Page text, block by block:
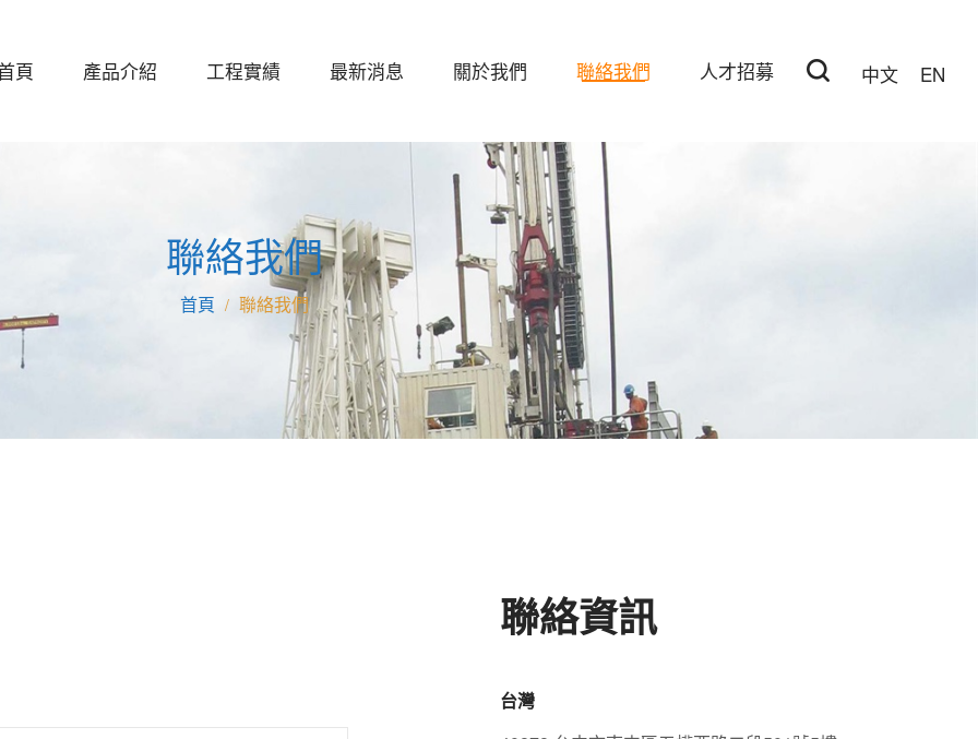
中文 EN
頁 產品介紹 工程實績 最新消息 關於我們 聯絡我們 人才招募
聯絡我們
/ 聯絡我們
聯絡資訊
台灣